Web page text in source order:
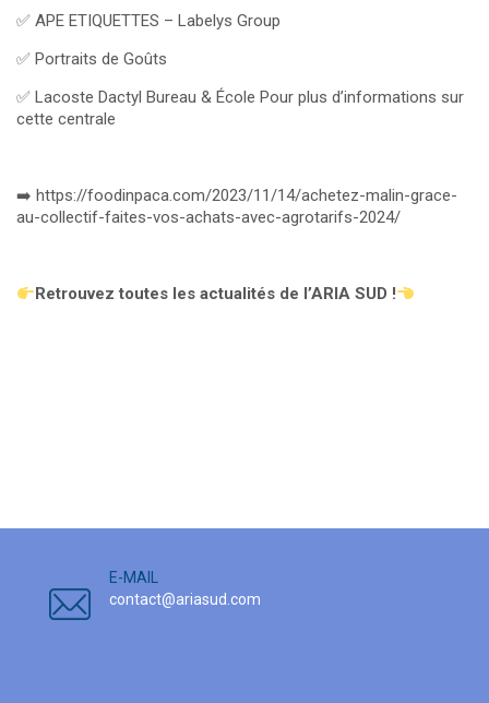
✅ APE ETIQUETTES – Labelys Group
✅ Portraits de Goûts
✅ Lacoste Dactyl Bureau & École Pour plus d’informations sur
cette centrale
➡️ https://foodinpaca.com/2023/11/14/achetez-malin-grace-
au-collectif-faites-vos-achats-avec-agrotarifs-2024/
Retrouvez toutes les actualités de l’ARIA SUD !
E-MAIL
contact@ariasud.com